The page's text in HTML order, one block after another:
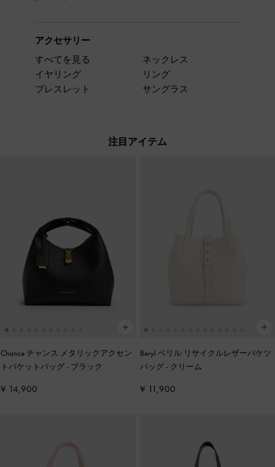
アクセサリー
すべてを見る
イヤリング
ブレスレット
ネックレス
リング
サングラス
注目アイテム
Chance チャンス メタリックアクセン
トバケットバッグ- ブラック
¥ 14,900
Beryl ベリル リサイクルレザーバケツ
バッグ- クリーム
¥ 11,900